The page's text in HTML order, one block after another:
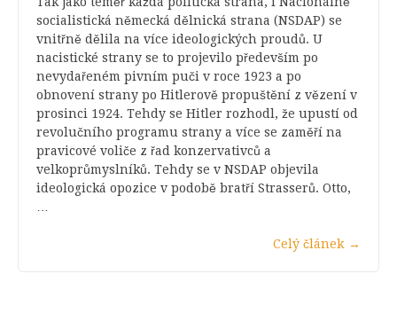
socialistická německá dělnická strana (NSDAP) se
vnitřně dělila na více ideologických proudů. U
nacistické strany se to projevilo především po
nevydařeném pivním puči v roce 1923 a po
obnovení strany po Hitlerově propuštění z vězení v
prosinci 1924. Tehdy se Hitler rozhodl, že upustí od
revolučního programu strany a více se zaměří na
pravicové voliče z řad konzervativců a
velkoprůmyslníků. Tehdy se v NSDAP objevila
ideologická opozice v podobě bratří Strasserů. Otto,
Celý článek →